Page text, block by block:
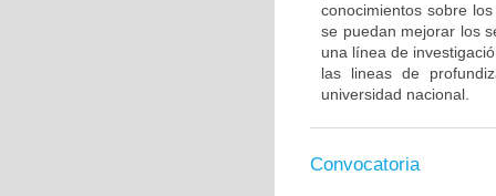
conocimientos sobre
se puedan mejorar los
una línea de
las lineas de
universidad nacional.
Convocatoria